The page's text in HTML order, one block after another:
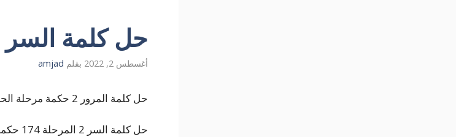
حل كلمة السر 2 حكمة الحياة مرحلة 174
أغسطس 2, 2022 بقلم amjad
حل كلمة المرور 2 حكمة مرحلة الحياة 174
حل كلمة السر 2 المرحلة 174 حكمة الحياة